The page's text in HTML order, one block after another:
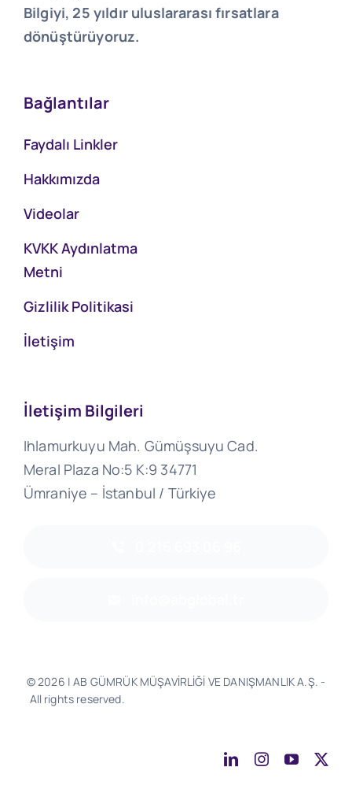
Bilgiyi, 25 yıldır uluslararası fırsatlara
dönüştürüyoruz.
Bağlantılar
Faydalı Linkler
Hakkımızda
Videolar
KVKK Aydınlatma
Metni
Gizlilik Politikasi
İletişim
İletişim Bilgileri
Ihlamurkuyu Mah. Gümüşsuyu Cad.
Meral Plaza No:5 K:9 34771
Ümraniye – İstanbul / Türkiye
© 2026 | AB GÜMRÜK MÜŞAVİRLİĞİ VE DANIŞMANLIK A.Ş. -
All rights reserved.